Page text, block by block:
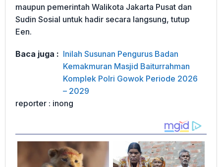
maupun pemerintah Walikota Jakarta Pusat dan
Sudin Sosial untuk hadir secara langsung, tutup
Een.
Baca juga : Inilah Susunan Pengurus Badan
Kemakmuran Masjid Baiturrahman
Komplek Polri Gowok Periode 2026
– 2029
reporter : inong